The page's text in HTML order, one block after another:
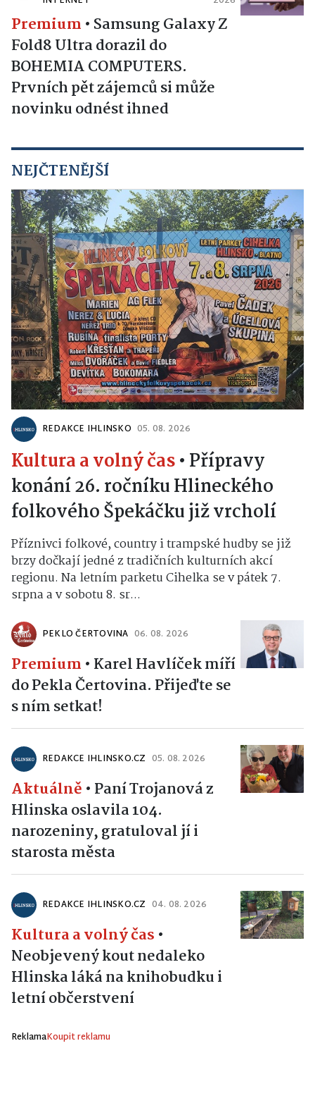
Premium • Samsung Galaxy Z
Fold8 Ultra dorazil do
BOHEMIA COMPUTERS.
Prvních pět zájemců si může
novinku odnést ihned
NEJČTENĚJŠÍ
REDAKCE IHLINSKO 05. 08. 2026
Kultura a volný čas• Přípravy
konání 26. ročníku Hlineckého
folkového Špekáčku již vrcholí
Příznivci folkové, country i trampské hudby se již
brzy dočkají jedné z tradičních kulturních akcí
regionu. Na letním parketu Cihelka se v pátek 7.
srpna a v sobotu 8. sr...
PEKLO ČERTOVINA 06. 08. 2026
Premium • Karel Havlíček míří
do Pekla Čertovina. Přijeďte se
s ním setkat!
REDAKCE IHLINSKO.CZ 05. 08. 2026
Aktuálně • Paní Trojanová z
Hlinska oslavila 104.
narozeniny, gratuloval jí i
starosta města
REDAKCE IHLINSKO.CZ 04. 08. 2026
Kultura a volný čas •
Neobjevený kout nedaleko
Hlinska láká na knihobudku i
letní občerstvení
ReklamaKoupit reklamu